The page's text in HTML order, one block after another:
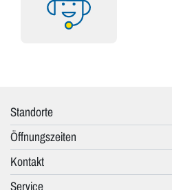
Standorte
Öffnungszeiten
Kontakt
Service